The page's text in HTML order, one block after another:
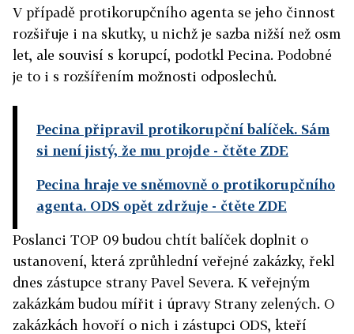
V případě protikorupčního agenta se jeho činnost
rozšiřuje i na skutky, u nichž je sazba nižší než osm
let, ale souvisí s korupcí, podotkl Pecina. Podobné
je to i s rozšířením možnosti odposlechů.
Pecina připravil protikorupční balíček. Sám
si není jistý, že mu projde - čtěte ZDE
Pecina hraje ve sněmovně o protikorupčního
agenta. ODS opět zdržuje - čtěte ZDE
Poslanci TOP 09 budou chtít balíček doplnit o
ustanovení, která zprůhlední veřejné zakázky, řekl
dnes zástupce strany Pavel Severa. K veřejným
zakázkám budou mířit i úpravy Strany zelených. O
zakázkách hovoří o nich i zástupci ODS, kteří